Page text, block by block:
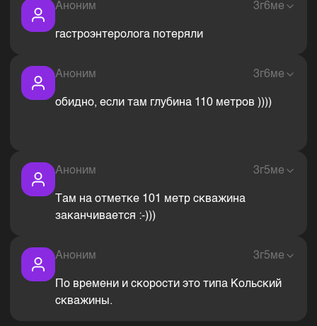
Аноним 3г6ме
гастроэнтеролога потеряли
Аноним 3г6ме
обидно, если там глубина 110 метров ))))
Аноним 3г5ме
Там на отметке 101 метр скважина
заканчивается :-)))
Аноним 3г5ме
По времени и скорости это типа Кольский
скважины.